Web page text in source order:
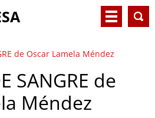
de Oscar Lamela Méndez
SANGRE de
Méndez